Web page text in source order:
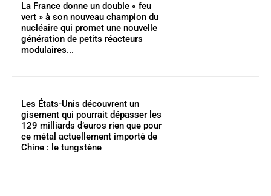
La France donne un double « feu
vert » à son nouveau champion du
nucléaire qui promet une nouvelle
génération de petits réacteurs
modulaires...
Les États-Unis découvrent un
gisement qui pourrait dépasser les
129 milliards d’euros rien que pour
ce métal actuellement importé de
Chine : le tungstène